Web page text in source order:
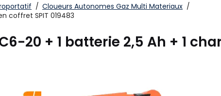
/ Cloueurs Autonomes Gaz Multi Materiaux /
coffret SPIT 019483
20 + 1 batterie 2,5 Ah + 1